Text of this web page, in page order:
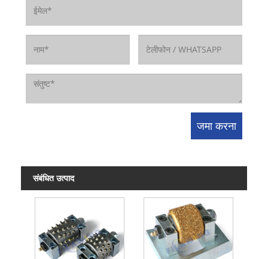
संबंधित उत्पाद